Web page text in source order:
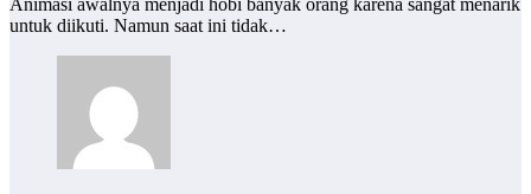
Animasi awalnya menjadi hobi banyak orang karena sangat menarik
untuk diikuti. Namun saat ini tidak…